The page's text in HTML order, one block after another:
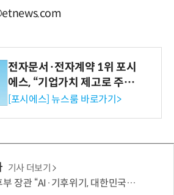
전자문서·전자계약 1위 포시
에스, “기업가치 제고로 주주
환원 강화” 계획 공시
[포시에스] 뉴스룸 바로가기>
기사 더보기
기후위기, 대한민국이 함께 해결할 첫 국가 될 것”